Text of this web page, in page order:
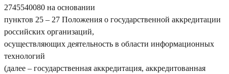
2745540080 на основании
пунктов 25 – 27 Положения о государственной аккредитации
российских организаций,
осуществляющих деятельность в области информационных
технологий
(далее – государственная аккредитация, аккредитованная